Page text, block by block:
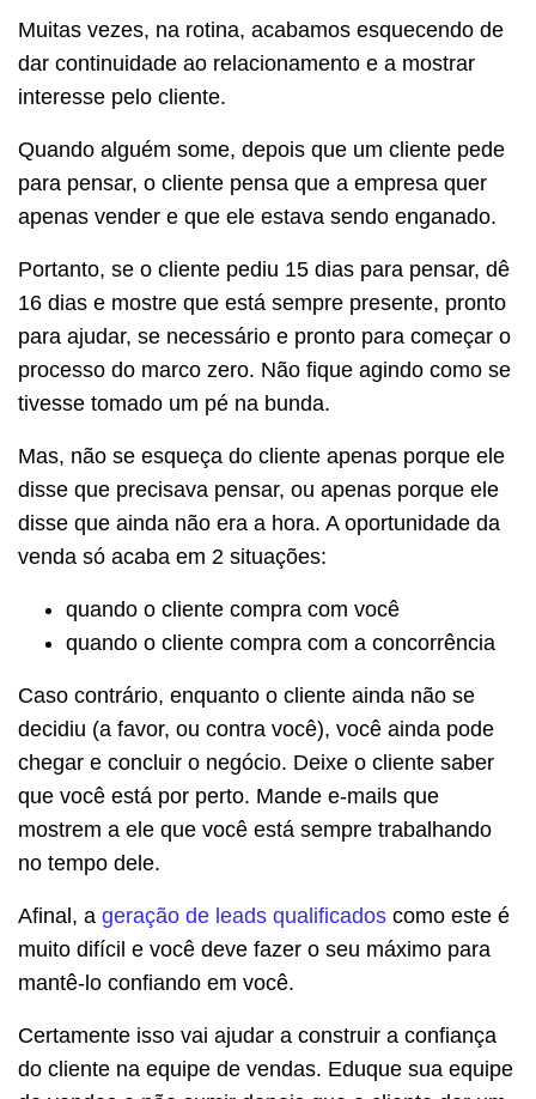
Muitas vezes, na rotina, acabamos esquecendo de
dar continuidade ao relacionamento e a mostrar
interesse pelo cliente.
Quando alguém some, depois que um cliente pede
para pensar, o cliente pensa que a empresa quer
apenas vender e que ele estava sendo enganado.
Portanto, se o cliente pediu 15 dias para pensar, dê
16 dias e mostre que está sempre presente, pronto
para ajudar, se necessário e pronto para começar o
processo do marco zero. Não fique agindo como se
tivesse tomado um pé na bunda.
Mas, não se esqueça do cliente apenas porque ele
disse que precisava pensar, ou apenas porque ele
disse que ainda não era a hora. A oportunidade da
venda só acaba em 2 situações:
quando o cliente compra com você
quando o cliente compra com a concorrência
Caso contrário, enquanto o cliente ainda não se
decidiu (a favor, ou contra você), você ainda pode
chegar e concluir o negócio. Deixe o cliente saber
que você está por perto. Mande e-mails que
mostrem a ele que você está sempre trabalhando
no tempo dele.
Afinal, a geração de leads qualificados como este é
muito difícil e você deve fazer o seu máximo para
mantê-lo confiando em você.
Certamente isso vai ajudar a construir a confiança
do cliente na equipe de vendas. Eduque sua equipe